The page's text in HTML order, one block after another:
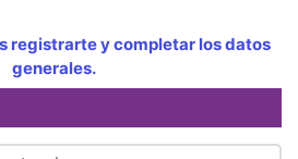
registrarte y completar los datos
generales.